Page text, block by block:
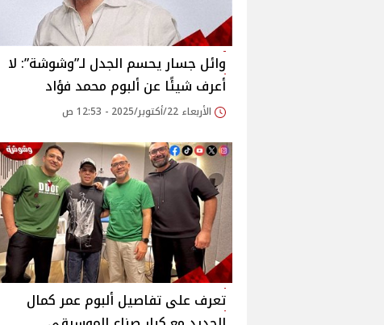
وائل جسار يحسم الجدل لـ”وشوشة”: لا
أعرف شيئًا عن ألبوم محمد فؤاد
الأربعاء 22/أكتوبر/2025 - 12:53 ص
تعرف على تفاصيل ألبوم عمر كمال